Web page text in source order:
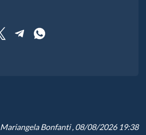
Mariangela Bonfanti, 08/08/2026 19:38